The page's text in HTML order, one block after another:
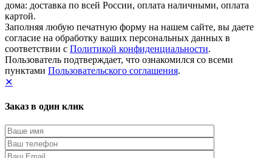
дома: доставка по всей России, оплата наличными, оплата
картой.
Заполняя любую печатную форму на нашем сайте, вы даете
согласие на обработку ваших персональных данных в
соответствии с Политикой конфиденциальности.
Пользователь подтверждает, что ознакомился со всеми
пунктами Пользовательского соглашения.
✕
Заказ в один клик